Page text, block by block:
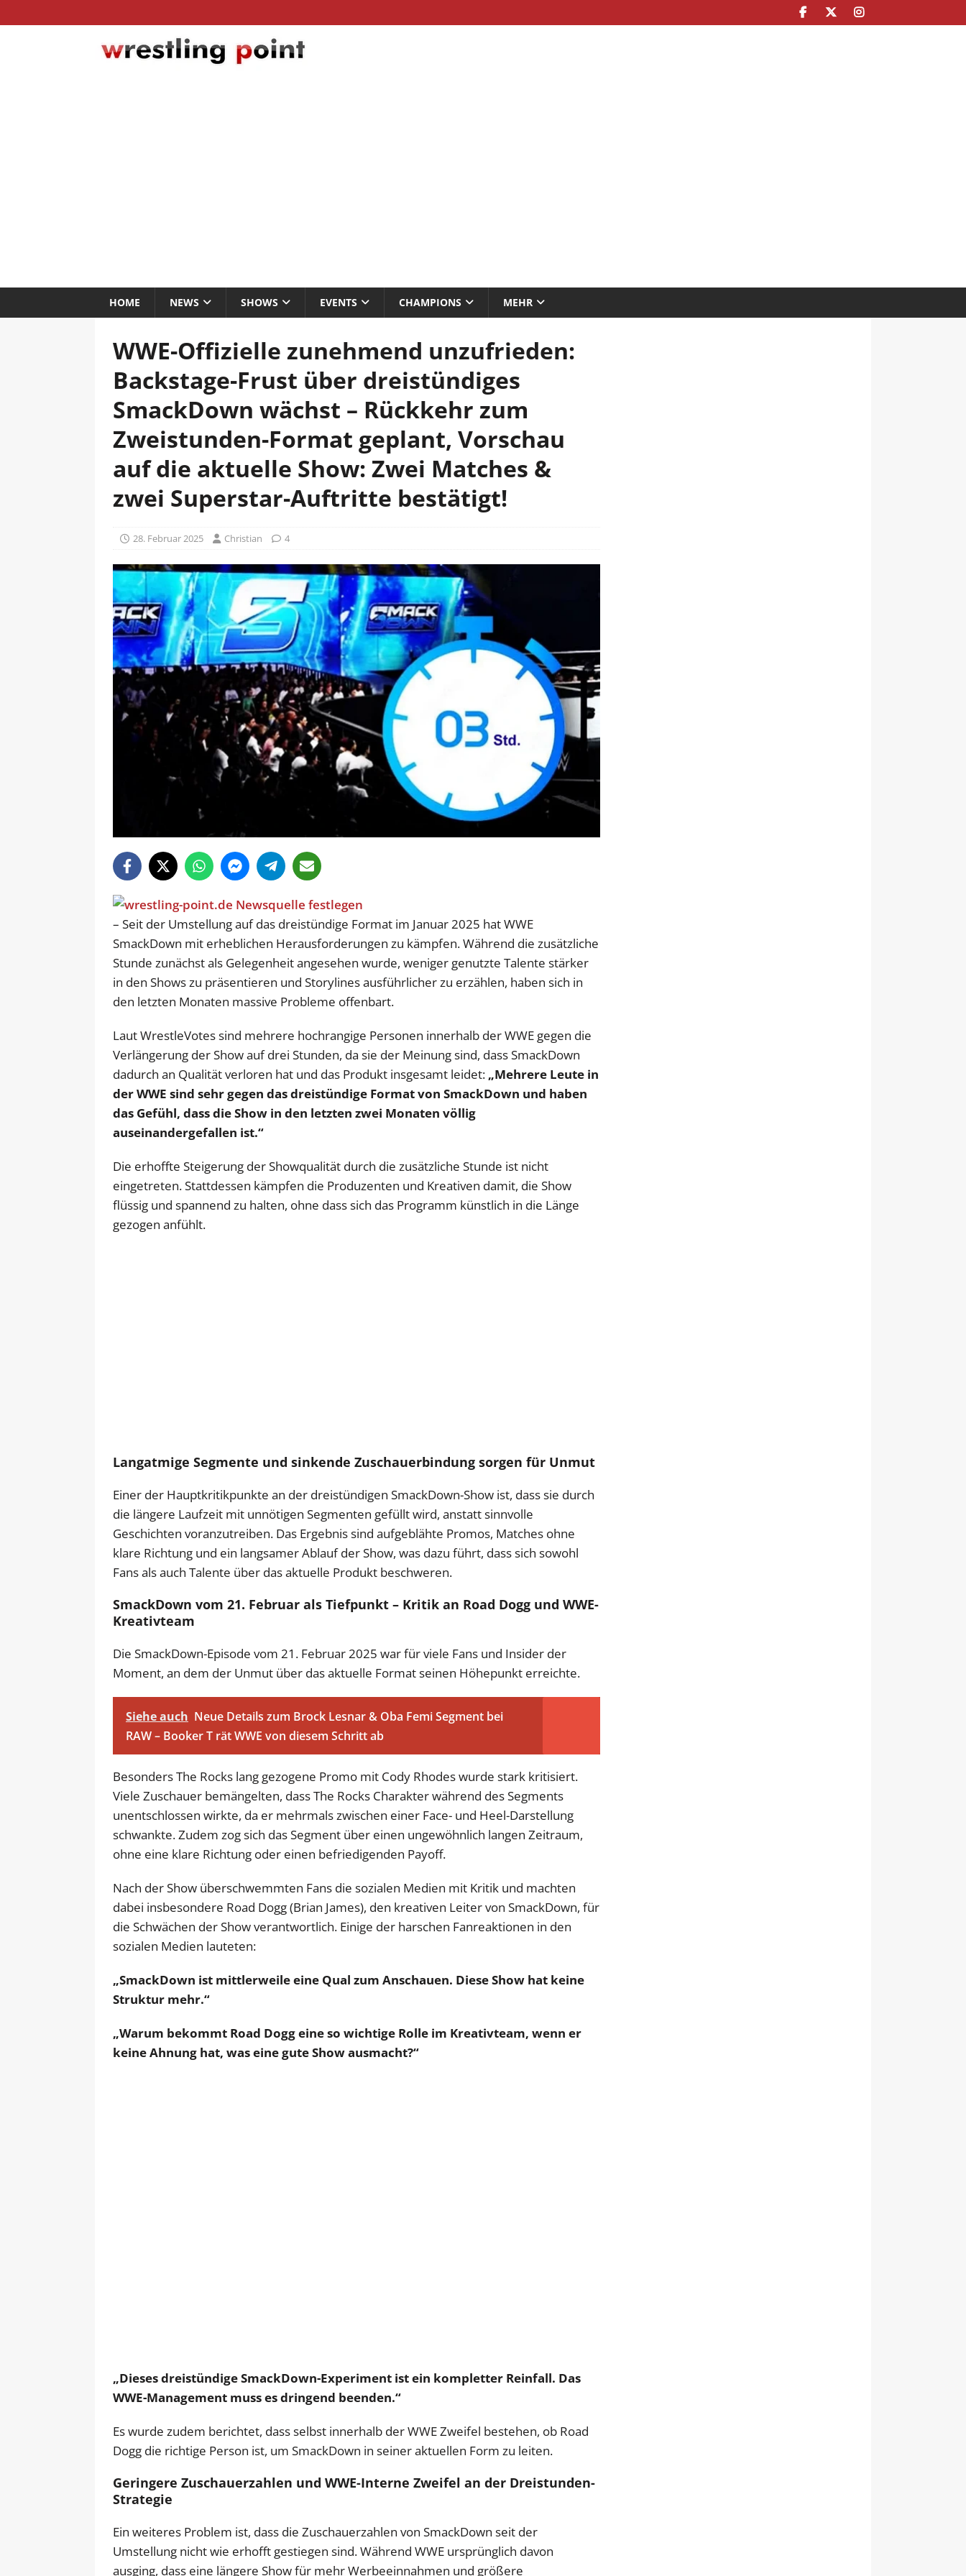
HOME NEWS SHOWS EVENTS CHAMPIONS MEHR
WWE-Offizielle zunehmend unzufrieden:
Backstage-Frust über dreistündiges
SmackDown wächst – Rückkehr zum
Zweistunden-Format geplant, Vorschau
auf die aktuelle Show: Zwei Matches &
zwei Superstar-Auftritte bestätigt!
28. Februar 2025 Christian 4
– Seit der Umstellung auf das dreistündige Format im Januar 2025 hat WWE
SmackDown mit erheblichen Herausforderungen zu kämpfen. Während die zusätzliche
Stunde zunächst als Gelegenheit angesehen wurde, weniger genutzte Talente stärker
in den Shows zu präsentieren und Storylines ausführlicher zu erzählen, haben sich in
den letzten Monaten massive Probleme offenbart.
Laut WrestleVotes sind mehrere hochrangige Personen innerhalb der WWE gegen die
Verlängerung der Show auf drei Stunden, da sie der Meinung sind, dass SmackDown
dadurch an Qualität verloren hat und das Produkt insgesamt leidet: „Mehrere Leute in
der WWE sind sehr gegen das dreistündige Format von SmackDown und haben
das Gefühl, dass die Show in den letzten zwei Monaten völlig
auseinandergefallen ist.“
Die erhoffte Steigerung der Showqualität durch die zusätzliche Stunde ist nicht
eingetreten. Stattdessen kämpfen die Produzenten und Kreativen damit, die Show
flüssig und spannend zu halten, ohne dass sich das Programm künstlich in die Länge
gezogen anfühlt.
Langatmige Segmente und sinkende Zuschauerbindung sorgen für Unmut
Einer der Hauptkritikpunkte an der dreistündigen SmackDown-Show ist, dass sie durch
die längere Laufzeit mit unnötigen Segmenten gefüllt wird, anstatt sinnvolle
Geschichten voranzutreiben. Das Ergebnis sind aufgeblähte Promos, Matches ohne
klare Richtung und ein langsamer Ablauf der Show, was dazu führt, dass sich sowohl
Fans als auch Talente über das aktuelle Produkt beschweren.
SmackDown vom 21. Februar als Tiefpunkt – Kritik an Road Dogg und WWE-
Kreativteam
Die SmackDown-Episode vom 21. Februar 2025 war für viele Fans und Insider der
Moment, an dem der Unmut über das aktuelle Format seinen Höhepunkt erreichte.
Siehe auch Neue Details zum Brock Lesnar & Oba Femi Segment bei
RAW – Booker T rät WWE von diesem Schritt ab
Besonders The Rocks lang gezogene Promo mit Cody Rhodes wurde stark kritisiert.
Viele Zuschauer bemängelten, dass The Rocks Charakter während des Segments
unentschlossen wirkte, da er mehrmals zwischen einer Face- und Heel-Darstellung
schwankte. Zudem zog sich das Segment über einen ungewöhnlich langen Zeitraum,
ohne eine klare Richtung oder einen befriedigenden Payoff.
Nach der Show überschwemmten Fans die sozialen Medien mit Kritik und machten
dabei insbesondere Road Dogg (Brian James), den kreativen Leiter von SmackDown, für
die Schwächen der Show verantwortlich. Einige der harschen Fanreaktionen in den
sozialen Medien lauteten:
„SmackDown ist mittlerweile eine Qual zum Anschauen. Diese Show hat keine
Struktur mehr.“
„Warum bekommt Road Dogg eine so wichtige Rolle im Kreativteam, wenn er
keine Ahnung hat, was eine gute Show ausmacht?“
„Dieses dreistündige SmackDown-Experiment ist ein kompletter Reinfall. Das
WWE-Management muss es dringend beenden.“
Es wurde zudem berichtet, dass selbst innerhalb der WWE Zweifel bestehen, ob Road
Dogg die richtige Person ist, um SmackDown in seiner aktuellen Form zu leiten.
Geringere Zuschauerzahlen und WWE-Interne Zweifel an der Dreistunden-
Strategie
Ein weiteres Problem ist, dass die Zuschauerzahlen von SmackDown seit der
Umstellung nicht wie erhofft gestiegen sind. Während WWE ursprünglich davon
ausging, dass eine längere Show für mehr Werbeeinnahmen und größere